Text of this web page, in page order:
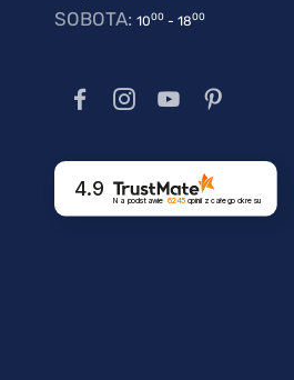
SOBOTA: 1000 - 1800
4.9
Na podstawie 6245opinii z całego okresu